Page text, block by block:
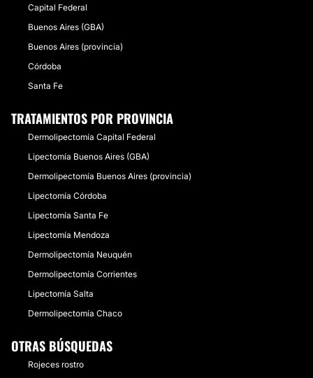
Capital Federal
Buenos Aires (GBA)
Buenos Aires (provincia)
Córdoba
Santa Fe
TRATAMIENTOS POR PROVINCIA
Dermolipectomía Capital Federal
Lipectomía Buenos Aires (GBA)
Dermolipectomía Buenos Aires (provincia)
Lipectomía Córdoba
Lipectomía Santa Fe
Lipectomía Mendoza
Dermolipectomía Neuquén
Dermolipectomía Corrientes
Lipectomía Salta
Dermolipectomía Chaco
OTRAS BÚSQUEDAS
Rojeces rostro